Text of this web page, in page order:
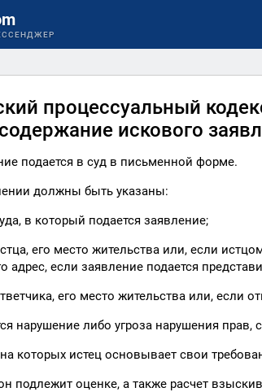
процессуальный
искового
подается в суд в письменной форме.
должны быть указаны:
в который подается заявление;
его место жительства или, если
адрес, если заявление подается
его место жительства или, если
нарушение либо угроза нарушения прав,
на которых истец основывает свои
подлежит оценке, а также расчет